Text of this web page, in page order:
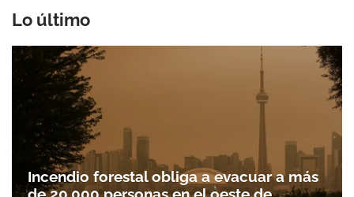
Lo último
Incendio forestal obliga a evacuar a más